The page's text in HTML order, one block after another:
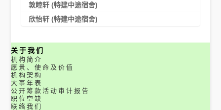
敦睦轩 (特建中途宿舍)
欣怡轩 (特建中途宿舍)
关于我们
机构简介
愿景、使命及价值
机构架构
大事年表
公开筹款活动审计报告
职位空缺
联络我们